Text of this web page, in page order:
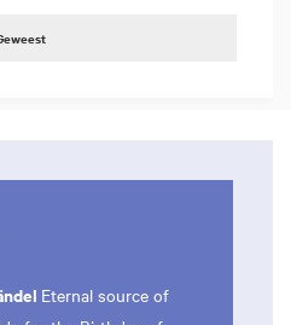
Eternal source of